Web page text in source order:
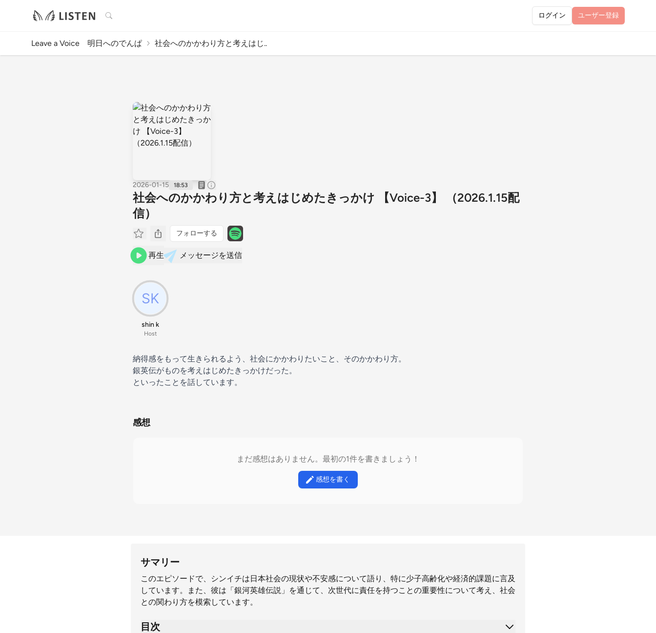
検索 ログイン ユーザー登録
Leave a Voice 明日へのでんぱ 社会へのかかわり方と考えはじ..
2026-01-15 18:53
社会へのかかわり方と考えはじめたきっかけ 【Voice-3】 （2026.1.15配
信）
フォローする
再生 メッセージを送信
shin k
Host
納得感をもって生きられるよう、社会にかかわりたいこと、そのかかわり方。
銀英伝がものを考えはじめたきっかけだった。
といったことを話しています。
感想
まだ感想はありません。最初の1件を書きましょう！
感想を書く
サマリー
このエピソードで、シンイチは日本社会の現状や不安感について語り、特に少子高齢化や経済的課題に言及
しています。また、彼は「銀河英雄伝説」を通じて、次世代に責任を持つことの重要性について考え、社会
との関わり方を模索しています。
目次